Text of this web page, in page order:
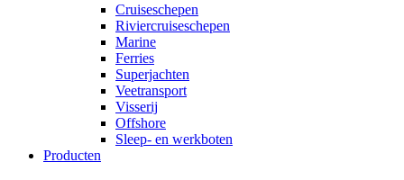
Cruiseschepen
Riviercruiseschepen
Marine
Ferries
Superjachten
Veetransport
Visserij
Offshore
Sleep- en werkboten
Producten